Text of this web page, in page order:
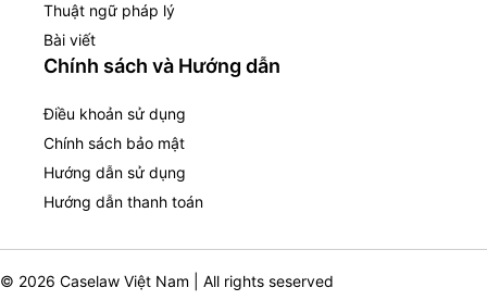
Thuật ngữ pháp lý
Bài viết
Chính sách và Hướng dẫn
Điều khoản sử dụng
Chính sách bảo mật
Hướng dẫn sử dụng
Hướng dẫn thanh toán
© 2026 Caselaw Việt Nam | All rights seserved